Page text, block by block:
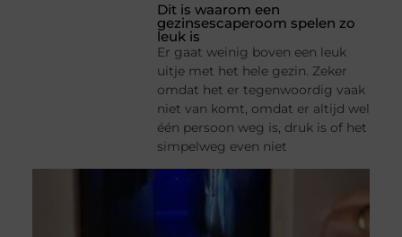
Dit is waarom een
gezinsescaperoom spelen zo
leuk is
Er gaat weinig boven een leuk
uitje met het hele gezin. Zeker
omdat het er tegenwoordig vaak
niet van komt, omdat er altijd wel
één persoon weg is, druk is of het
simpelweg even niet